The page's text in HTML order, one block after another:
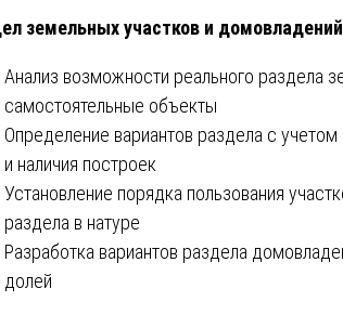
земельных участков и домовладений
Анализ возможности реального раздела
самостоятельные объекты
Определение вариантов раздела с учетом
и наличия построек
Установление порядка пользования
раздела в натуре
Разработка вариантов раздела
долей